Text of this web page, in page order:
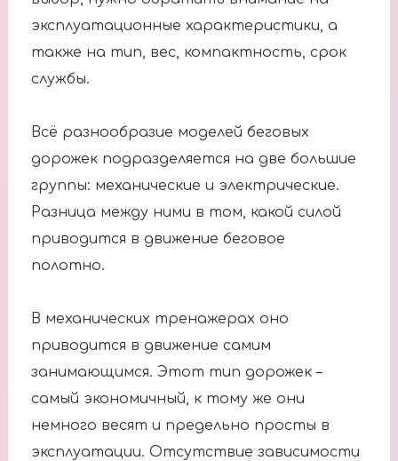
эксплуатационные характеристики, а
также на тип, вес, компактность, срок
службы.
Всё разнообразие моделей беговых
дорожек подразделяется на две большие
группы: механические и электрические.
Разница между ними в том, какой силой
приводится в движение беговое
полотно.
В механических тренажерах оно
приводится в движение самим
занимающимся. Этот тип дорожек –
самый экономичный, к тому же они
немного весят и предельно просты в
эксплуатации. Отсутствие зависимости